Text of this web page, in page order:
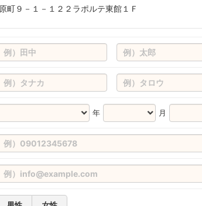
町９－１－１２２ラポルテ東館１Ｆ
年 月